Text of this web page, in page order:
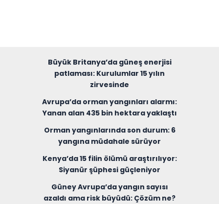
Büyük Britanya’da güneş enerjisi
patlaması: Kurulumlar 15 yılın
zirvesinde
Avrupa’da orman yangınları alarmı:
Yanan alan 435 bin hektara yaklaştı
Orman yangınlarında son durum: 6
yangına müdahale sürüyor
Kenya’da 15 filin ölümü araştırılıyor:
Siyanür şüphesi güçleniyor
Güney Avrupa’da yangın sayısı
azaldı ama risk büyüdü: Çözüm ne?